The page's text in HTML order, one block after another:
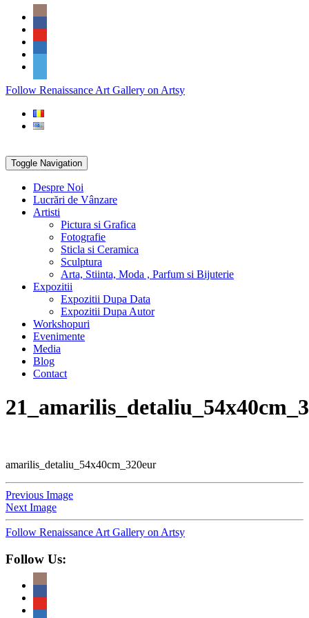
Skip
content
Social
Icons
PARTENER
Follow Renaissance Art Gallery on Artsy
Toggle Navigation
Despre Noi
Lucrări de Vânzare
Artisti
Pictura si Grafica
Fotografie
Sticla si Ceramica
Sculptura
Arta, Stiinta, Moda , Parfum si Bijuterie
Expozitii
Expozitii Dupa Data
Expozitii Dupa Autor
Workshopuri
Evenimente
Media
Blog
Contact
amarilis_detaliu_54x40cm_320eur
Previous Image
Next Image
Follow Renaissance Art Gallery on Artsy
Follow Us: